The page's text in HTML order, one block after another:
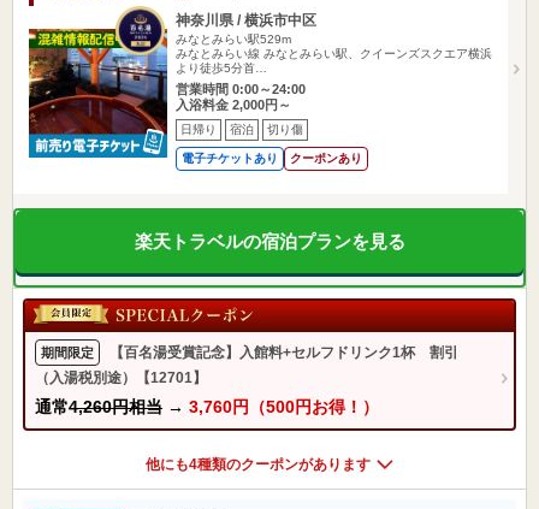
神奈川県 / 横浜市中区
みなとみらい駅529m
みなとみらい線 みなとみらい駅、クイーンズスクエア横浜
より徒歩5分首…
営業時間 0:00～24:00
入浴料金 2,000円～
日帰り 宿泊 切り傷
電子チケットあり クーポンあり
楽天トラベルの宿泊プランを見る
期間限定
【百名湯受賞記念】入館料+セルフドリンク1杯 割引
（入湯税別途）【12701】
通常4,260円相当 → 3,760円（500円お得！）
他にも4種類のクーポンがあります